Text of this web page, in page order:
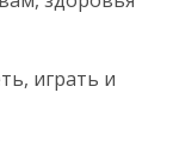
играть и